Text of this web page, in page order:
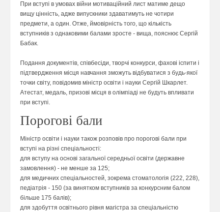
При вступі в умовах війни мотиваційний лист матиме дещо
вищу цінність, адже випускники здаватимуть не чотири
предмети, а один. Отже, ймовірність того, що кількість
вступників з однаковими балами зросте - вища, пояснює Сергій
Бабак.
Подання документів, співбесіди, творчі конкурси, фахові іспити і
підтвердження місця навчання зможуть відбуватися з будь-якої
точки світу, повідомив міністр освіти і науки Сергій Шкарлет.
Атестат, медаль, призові місця в олімпіаді не будуть впливати
при вступі.
Порогові бали
Міністр освіти і науки також розповів про порогові бали при
вступі на різні спеціальності:
для вступу на основі загальної середньої освіти (державне
замовлення) - не менше за 125;
для медичних спеціальностей, зокрема стоматологія (222, 228),
педіатрія - 150 (за винятком вступників за конкурсним балом
більше 175 балів);
для здобуття освітнього рівня магістра за спеціальністю